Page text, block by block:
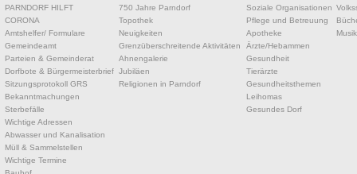
PARNDORF HILFT
CORONA
Amtshelfer/ Formulare
Gemeindeamt
Parteien & Gemeinderat
Dorfbote & Bürgermeisterbrief
Sitzungsprotokoll GRS
Bekanntmachungen
Sterbefälle
Wichtige Adressen
Abwasser und Kanalisation
Müll & Sammelstellen
Wichtige Termine
750 Jahre Parndorf
Topothek
Neuigkeiten
Grenzüberschreitende Aktivitäten
Ahnengalerie
Jubiläen
Religionen in Parndorf
Soziale Organisationen
Pflege und Betreuung
Apotheke
Ärzte/Hebammen
Gesundheit
Tierärzte
Gesundheitsthemen
Leihomas
Gesundes Dorf